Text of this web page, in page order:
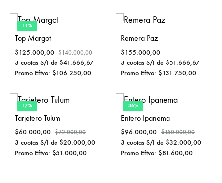
11%
Top Margot
$125.000,00 $140.000,00
3 cuotas S/I de $41.666,67
Promo Eftvo: $106.250,00
Remera Paz
$155.000,00
3 cuotas S/I de $51.666,67
Promo Eftvo: $131.750,00
17%
Tarjetero Tulum
$60.000,00 $72.000,00
3 cuotas S/I de $20.000,00
Promo Eftvo: $51.000,00
36%
Entero Ipanema
$96.000,00 $150.000,00
3 cuotas S/I de $32.000,00
Promo Eftvo: $81.600,00